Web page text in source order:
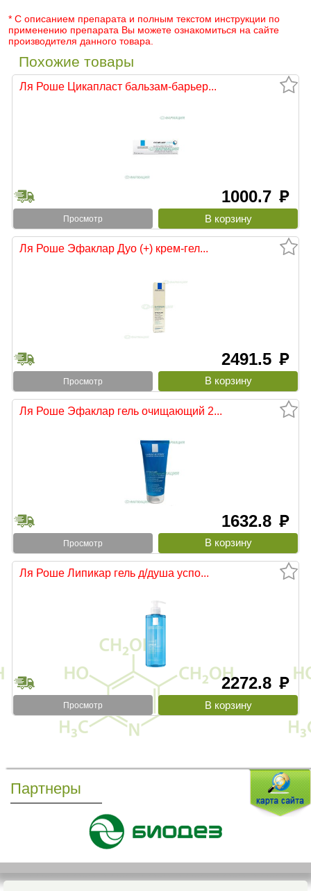
* С описанием препарата и полным текстом инструкции по
применению препарата Вы можете ознакомиться на сайте
производителя данного товара.
Похожие товары
Ля Роше Цикапласт бальзам-барьер...
1000.7 руб
Просмотр
Ля Роше Эфаклар Дуо (+) крем-гел...
2491.5 руб
Просмотр
Ля Роше Эфаклар гель очищающий 2...
1632.8 руб
Просмотр
Ля Роше Липикар гель д/душа успо...
2272.8 руб
Просмотр
Партнеры